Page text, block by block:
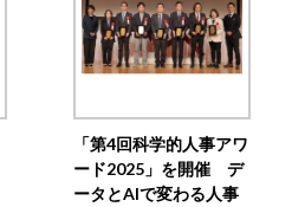
「第4回科学的人事アワ
ード2025」を開催 デ
ータとAIで変わる人事